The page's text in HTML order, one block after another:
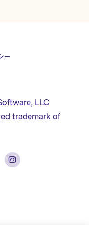
ー
, LLC
trademark of